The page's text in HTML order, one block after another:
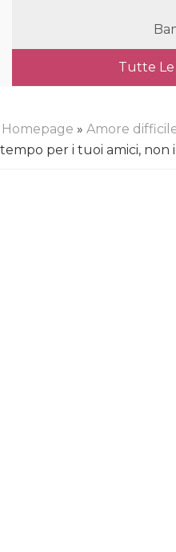
Tutte Le
Homepage » Amore
tempo per i tuoi amici,